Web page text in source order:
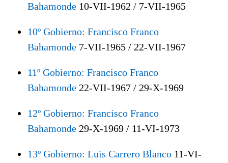
Bahamonde 10-VII-1962 / 7-VII-1965
10º Gobierno: Francisco Franco
Bahamonde 7-VII-1965 / 22-VII-1967
11º Gobierno: Francisco Franco
Bahamonde 22-VII-1967 / 29-X-1969
12º Gobierno: Francisco Franco
Bahamonde 29-X-1969 / 11-VI-1973
13º Gobierno: Luis Carrero Blanco 11-VI-